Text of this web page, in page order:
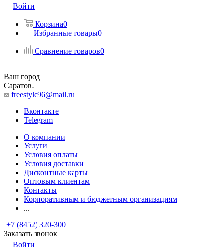
Войти
Корзина0
Избранные товары0
Сравнение товаров0
Ваш город
Саратов
freestyle96@mail.ru
Вконтакте
Telegram
О компании
Услуги
Условия оплаты
Условия доставки
Дисконтные карты
Оптовым клиентам
Контакты
Корпоративным и бюджетным организациям
...
+7 (8452) 320-300
Заказать звонок
Войти